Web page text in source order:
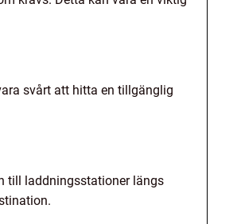
svårt att hitta en tillgänglig
till laddningsstationer längs